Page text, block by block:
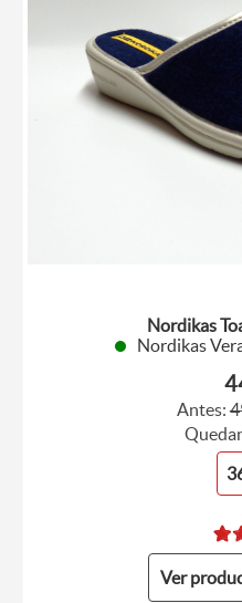
Nordikas
Nordikas
Antes:
Ver